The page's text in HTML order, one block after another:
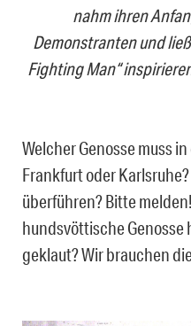
nahm ihren
Demonstranten und
Fighting Man“
Welcher Genosse muss
Frankfurt oder
überführen? Bitte
hundsvöttische Genosse
geklaut? Wir brauchen